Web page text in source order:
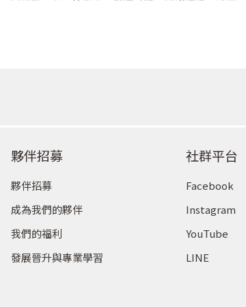
夥伴招募
夥伴招募
成為我們的夥伴
我們的福利
發展晉升與專業學習
社群平台
Facebook
Instagram
YouTube
LINE